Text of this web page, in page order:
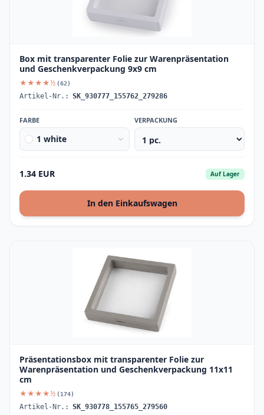
Box mit transparenter Folie zur Warenpräsentation
und Geschenkverpackung 9x9 cm
★★★★½ (62)
Artikel-Nr.: SK_930777_155762_279286
FARBE
1 white
VERPACKUNG
1.34 EUR Auf Lager
In den Einkaufswagen
Präsentationsbox mit transparenter Folie zur
Warenpräsentation und Geschenkverpackung 11x11
cm
★★★★½ (174)
Artikel-Nr.: SK_930778_155765_279560